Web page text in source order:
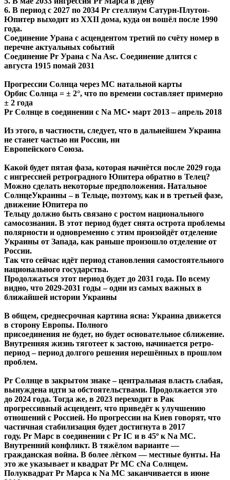
6. В период с 2027 по 2034 Pr стеллиум Сатурн-Плутон-
Юпитер выходит из XXII дома, куда он вошёл после 1990
года.
Соединение Урана с асцендентом третий по счёту номер в
перечне актуальных событий
Соединение Pr Урана с Na Asc. Соединение длится с
августа 1915 помай 2031
Прогрессии Солнца через МС натальной карты
Орбис Солнца = ± 2°, что по времени составляет примерно
± 2 года
Pr Солнце в соединении с Na MC• март 2013 – апрель 2018
Из этого, в частности, следует, что в дальнейшем Украина
не станет частью ни России, ни
Европейского Союза.
Какой будет пятая фаза, которая начнётся после 2029 года
с ингрессией ретроградного Юпитера обратно в Телец?
Можно сделать некоторые предположения. Натальное
СолнцеУкраины – в Тельце, поэтому, как и в третьей фазе,
движение Юпитера по
Тельцу должно быть связано с ростом национального
самосознания. В этот период будет снята острота проблемы
полярности и одновременно с этим произойдёт отделение
Украины от Запада, как раньше произошло отделение от
России.
Так что сейчас идёт период становления самостоятельного
национального государства.
Продолжаться этот период будет до 2031 года. По всему
видно, что 2029-2031 годы – одни из самых важных в
ближайшей истории Украины
В общем, среднесрочная картина ясна: Украина движется
в сторону Европы. Полного
присоединения не будет, но будет основательное сближение.
Внутренняя жизнь тяготеет к застою, начинается ретро-
период – период долгого решения нерешённых в прошлом
проблем.
Pr Солнце в закрытом знаке – центральная власть слабая,
вынуждена идти за обстоятельствами. Продолжается это
до 2024 года. Тогда же, в 2023 переходит в Рак
прогрессивный асцендент, что приведёт к улучшению
отношений с Россией. Но прогрессии на Киев говорят, что
частичная стабилизация будет достигнута в 2017
году. Pr Марс в соединении с Pr IC и в 45º к Na МС.
Внутренний конфликт. В тяжёлом варианте ―
гражданская война. В более лёгком ― местные бунты. На
это же указывает и квадрат Pr МС сNa Солнцем.
Полуквадрат Pr Марса к Na МС заканчивается в июне